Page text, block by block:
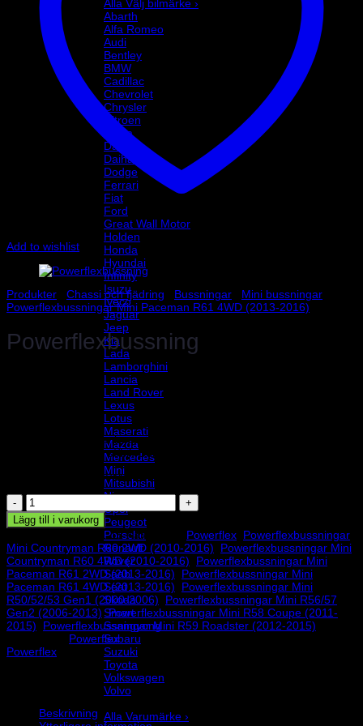
Alla Välj bilmärke ›
Abarth
Alfa Romeo
Audi
Bentley
BMW
Cadillac
Chevrolet
Chrysler
Citroen
Dacia
Daewoo
Daihatsu
Dodge
Ferrari
Fiat
Ford
Great Wall Motor
Holden
Honda
Hyundai
Infinity
Isuzu
Iveco
Jaguar
Jeep
Kia
Lada
Lamborghini
Lancia
Land Rover
Lexus
Lotus
Maserati
Mazda
Mercedes
Mini
Mitsubishi
Nissan
Opel
Peugeot
Porsche
Renault
Rover
Saab
Seat
Skoda
Smart
Ssangyong
Subaru
Suzuki
Toyota
Volkswagen
Volvo
Alla Varumärke ›
Add to wishlist
Produkter Chassi och fjädring Bussningar Mini bussningar
Powerflexbussningar Mini Paceman R61 4WD (2013-2016)
Powerflexbussning
Powerflex polyuretanbussningar,
Ø18mm. Åtgång 2 st/bil. Schemanummer 11.
Beställningsvara, levereras vanligen inom inom 7-14 arbetsdagar
Powerflexbussning
mängd
Lägg till i varukorg
PFR5-111-18 Kategorier: Powerflex Powerflexbussningar
Mini Countryman R60 2WD (2010-2016)
Powerflexbussningar Mini
Countryman R60 4WD (2010-2016)
Powerflexbussningar Mini
Paceman R61 2WD (2013-2016)
Powerflexbussningar Mini
Paceman R61 4WD (2013-2016)
Powerflexbussningar Mini
R50/52/53 Gen1 (2000-2006)
Powerflexbussningar Mini R56/57
Gen2 (2006-2013),Powerflexbussningar Mini R58 Coupe (2011-
2015)
Powerflexbussningar Mini R59 Roadster (2012-2015)
Powerflex
Powerflex
Beskrivning